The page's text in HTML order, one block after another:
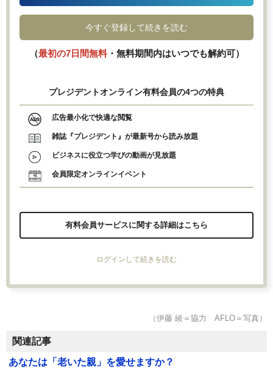
今すぐ登録して続きを読む
（最初の7日間無料・無料期間内はいつでも解約可）
プレジデントオンライン有料会員の4つの特典
広告最小化で快適な閲覧
雑誌『プレジデント』が最新号から読み放題
ビジネスに役立つ学びの動画が見放題
会員限定オンラインイベント
有料会員サービスに関する詳細はこちら
ログインして続きを読む
（伊藤 綾＝協力 AFLO＝写真）
関連記事
あなたは「老いた親」を愛せますか？